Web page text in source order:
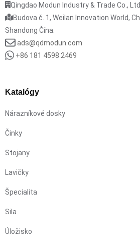
Qingdao Modun Industry & Trade Co.,
Budova č. 1, Weilan Innovation World,
Shandong Čína.
ads@qdmodun.com
+86 181 4598 2469
Katalógy
Nárazníkové dosky
Činky
Stojany
Lavičky
Špecialita
Sila
Úložisko